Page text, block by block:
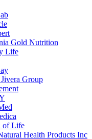
Gold Nutrition
Life
Group
of Life
Health Products Inc